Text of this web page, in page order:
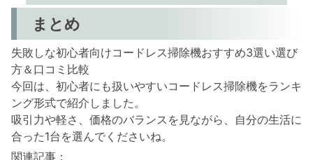
まとめ
失敗しな初心者向けコードレス掃除機おすすめ3選い選び
方＆口コミ比較
今回は、初心者にも扱いやすいコードレス掃除機をランキ
ング形式で紹介しました。
吸引力や軽さ、価格のバランスを見ながら、自分の生活に
合った1台を選んでくださいね。
関連記事：